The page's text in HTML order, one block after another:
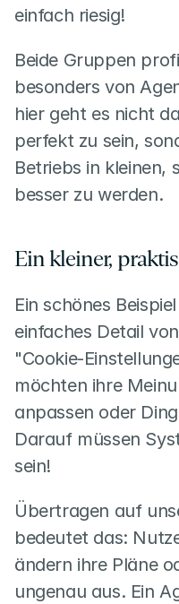
einfach riesig!
Beide Gruppen
besonders von
hier geht es nicht
perfekt zu sein,
Betriebs in kleinen,
besser zu werden.
Ein kleiner,
Ein schönes
einfaches Detail
"Cookie-
möchten ihre
anpassen oder
Darauf müssen
sein!
Übertragen auf
bedeutet das:
ändern ihre Pläne
ungenau aus. Ein